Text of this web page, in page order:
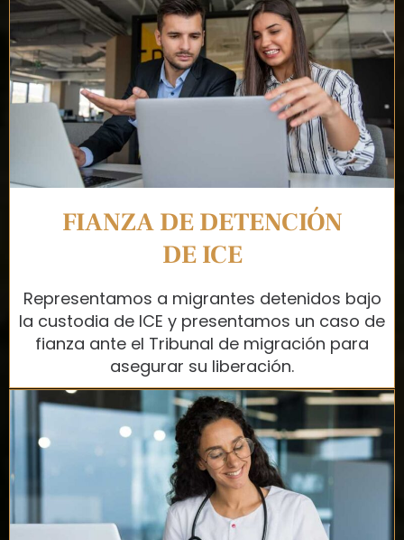
FIANZA DE DETENCIÓN
DE ICE
Representamos a migrantes detenidos bajo
la custodia de ICE y presentamos un caso de
fianza ante el Tribunal de migración para
asegurar su liberación.